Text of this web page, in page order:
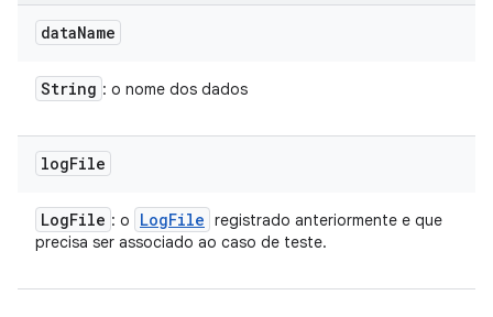
dataName
String : o nome dos dados
logFile
LogFile : o LogFile registrado anteriormente e que
precisa ser associado ao caso de teste.